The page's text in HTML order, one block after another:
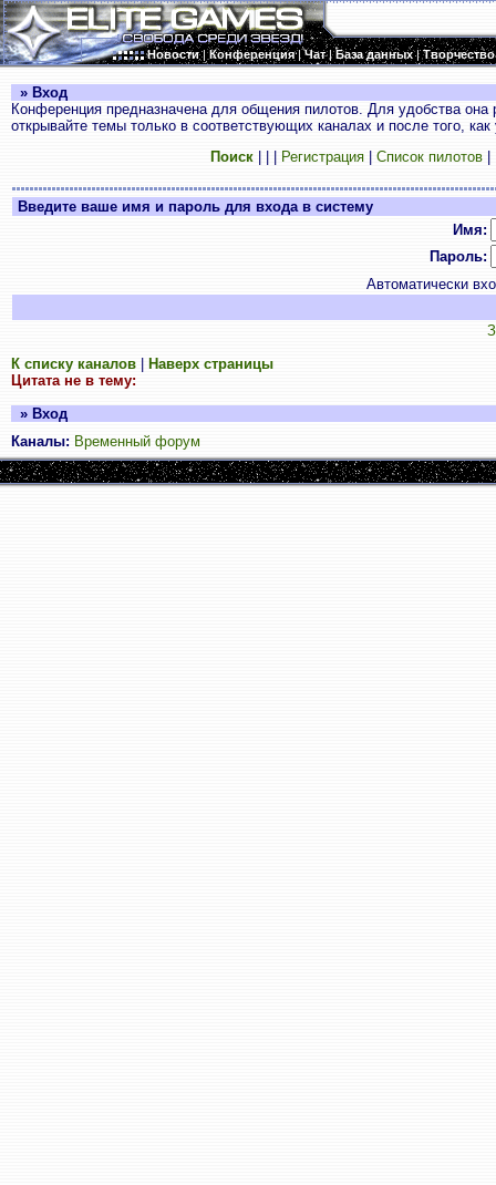
Новости|Конференция|Чат|База данных|Творчество
» Вход
Конференция предназначена для общения пилотов. Для удобства
открывайте темы только в соответствующих каналах и после того,
Поиск
Регистрация Список пилотов
Введите ваше имя и пароль для входа в систему
Имя:
Пароль:
Автоматически
К списку каналов
Наверх страницы
Цитата не в тему:
» Вход
Каналы: Временный форум